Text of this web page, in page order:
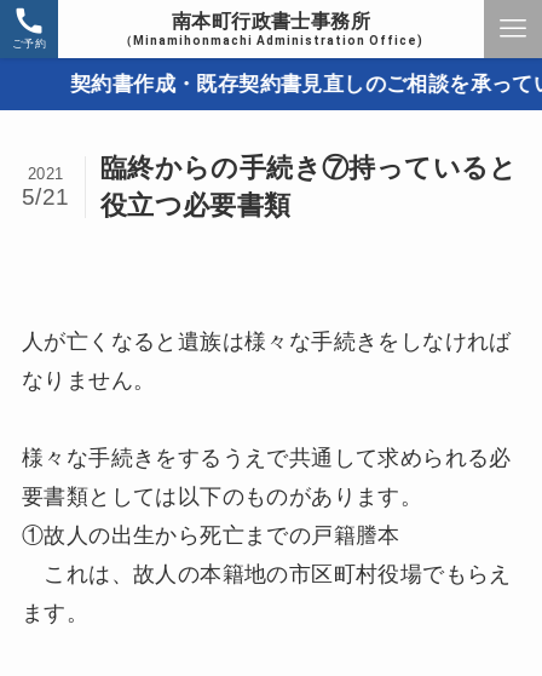
南本町行政書士事務所
（Minamihonmachi Administration Office)
ご予約
契約書作成・既存契約書見直しのご相談を承ってい
臨終からの手続き⑦持っていると
役立つ必要書類
2021
5/21
人が亡くなると遺族は様々な手続きをしなければ
なりません。
様々な手続きをするうえで共通して求められる必
要書類としては以下のものがあります。
①故人の出生から死亡までの戸籍謄本
これは、故人の本籍地の市区町村役場でもらえ
ます。